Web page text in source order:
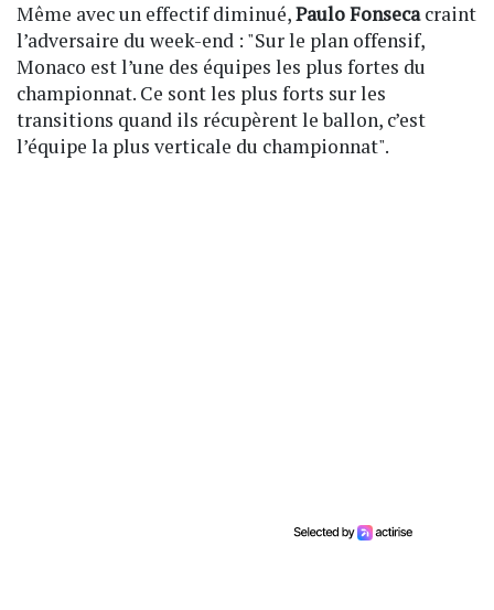
Même avec un effectif diminué,Paulo Fonsecacraint
l’adversaire du week-end : "Sur le plan offensif,
Monaco est l’une des équipes les plus fortes du
championnat. Ce sont les plus forts sur les
transitions quand ils récupèrent le ballon, c’est
l’équipe la plus verticale du championnat".